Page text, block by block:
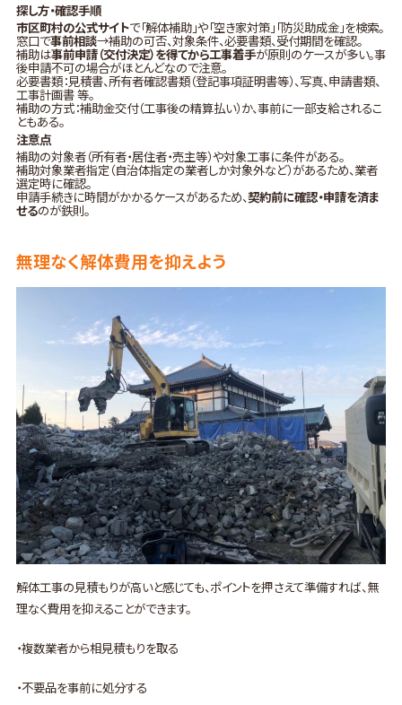
探し方・確認手順
市区町村の公式サイトで「解体補助」や「空き家対策」「防災助成金」を検索。
窓口で事前相談→補助の可否、対象条件、必要書類、受付期間を確認。
補助は事前申請（交付決定）を得てから工事着手が原則のケースが多い。事
後申請不可の場合がほとんどなので注意。
必要書類：見積書、所有者確認書類（登記事項証明書等）、写真、申請書類、
工事計画書 等。
補助の方式：補助金交付（工事後の精算払い）か、事前に一部支給されるこ
ともある。
注意点
補助の対象者（所有者・居住者・売主等）や対象工事に条件がある。
補助対象業者指定（自治体指定の業者しか対象外など）があるため、業者
選定時に確認。
申請手続きに時間がかかるケースがあるため、契約前に確認・申請を済ま
せるのが鉄則。
無理なく解体費用を抑えよう
解体工事の見積もりが高いと感じても、ポイントを押さえて準備すれば、無
理なく費用を抑えることができます。
・複数業者から相見積もりを取る
・不要品を事前に処分する